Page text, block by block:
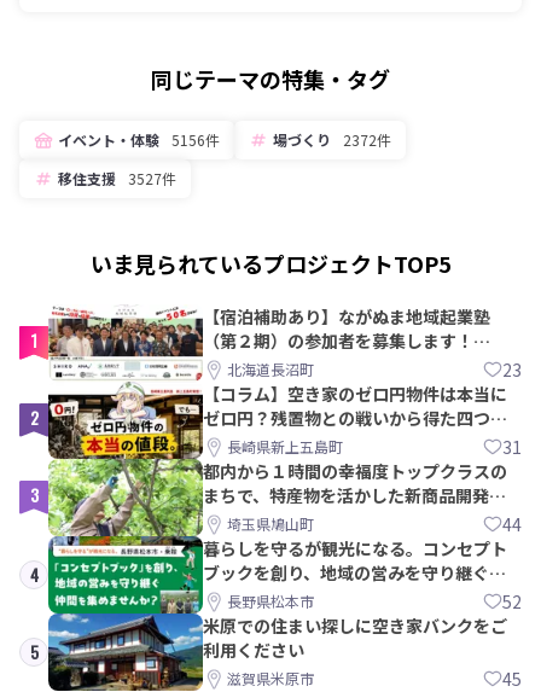
同じテーマの特集・タグ
イベント・体験 5156件 場づくり
2372件
移住支援 3527件
いま見られているプロジェクトTOP5
1
【宿泊補助あり】ながぬま地域起業塾
（第２期）の参加者を募集します！
【8/21〆】
北海道長沼町 23
2
【コラム】空き家のゼロ円物件は本当に
ゼロ円？残置物との戦いから得た四つの
教訓｜新上五島町
長崎県新上五島町 31
3
都内から１時間の幸福度トップクラスの
まちで、特産物を活かした新商品開発＆
PRメンバー募集！
埼玉県鳩山町 44
4
暮らしを守るが観光になる。コンセプト
ブックを創り、地域の営みを守り継ぐ仲
間を集めませんか？
長野県松本市 52
5
米原での住まい探しに空き家バンクをご
利用ください
滋賀県米原市 45